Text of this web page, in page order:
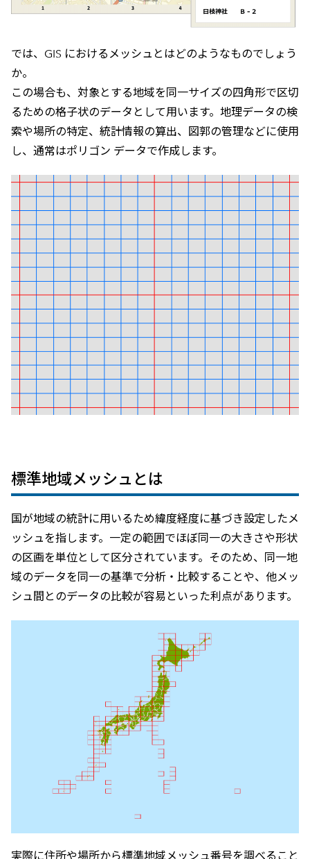
では、GIS におけるメッシュとはどのようなものでしょう
か。
この場合も、対象とする地域を同一サイズの四角形で区切
るための格子状のデータとして用います。地理データの検
索や場所の特定、統計情報の算出、図郭の管理などに使用
し、通常はポリゴン データで作成します。
標準地域メッシュとは
国が地域の統計に用いるため緯度経度に基づき設定したメ
ッシュを指します。一定の範囲でほぼ同一の大きさや形状
の区画を単位として区分されています。そのため、同一地
域のデータを同一の基準で分析・比較することや、他メッ
シュ間とのデータの比較が容易といった利点があります。
実際に住所や場所から標準地域メッシュ番号を調べること